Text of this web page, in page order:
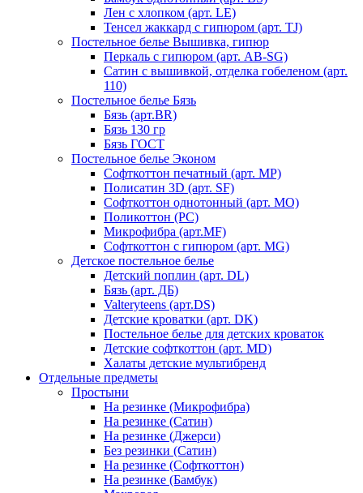
Лен с хлопком (арт. LE)
Тенсел жаккард с гипюром (арт. TJ)
Постельное белье Вышивка, гипюр
Перкаль с гипюром (арт. AB-SG)
Сатин с вышивкой, отделка гобеленом (арт.
110)
Постельное белье Бязь
Бязь (арт.BR)
Бязь 130 гр
Бязь ГОСТ
Постельное белье Эконом
Софткоттон печатный (арт. MР)
Полисатин 3D (арт. SF)
Софткоттон однотонный (арт. MO)
Поликоттон (PC)
Микрофибра (арт.MF)
Софткоттон с гипюром (арт. MG)
Детское постельное белье
Детский поплин (арт. DL)
Бязь (арт. ДБ)
Valteryteens (арт.DS)
Детские кроватки (арт. DK)
Постельное белье для детских кроваток
Детские софткоттон (арт. MD)
Халаты детские мультибренд
Отдельные предметы
Простыни
На резинке (Микрофибра)
На резинке (Сатин)
На резинке (Джерси)
Без резинки (Сатин)
На резинке (Софткоттон)
На резинке (Бамбук)